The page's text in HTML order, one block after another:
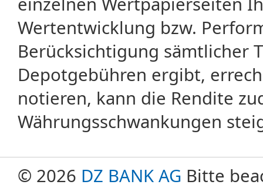
Wertentwicklung bzw.
Berücksichtigung sämtlicher
Depotgebühren ergibt,
notieren, kann die Rendite
Währungsschwankungen
© 2026 DZ BANK AG Bitte